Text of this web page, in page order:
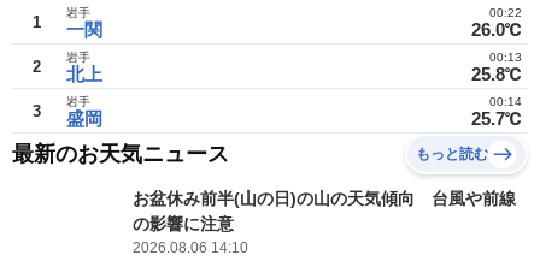
1 一関
岩手
26.0℃
00:22
2 北上
岩手
25.8℃
00:13
3 盛岡
岩手
25.7℃
00:14
最新のお天気ニュース もっと読む
お盆休み前半(山の日)の山の天気傾向 台風や前線
の影響に注意
2026.08.06 14:10